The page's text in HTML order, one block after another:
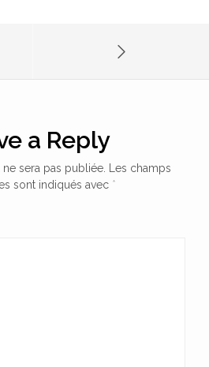
a Reply
sera pas publiée.
Les champs
sont indiqués avec *